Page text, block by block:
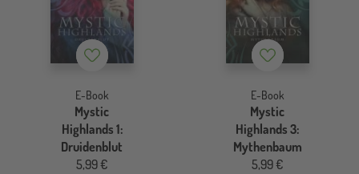
Merkzettel
E-Book
Mystic
Highlands 1:
Druidenblut
5,99 €
Merkzettel
E-Book
Mystic
Highlands 3:
Mythenbaum
5,99 €